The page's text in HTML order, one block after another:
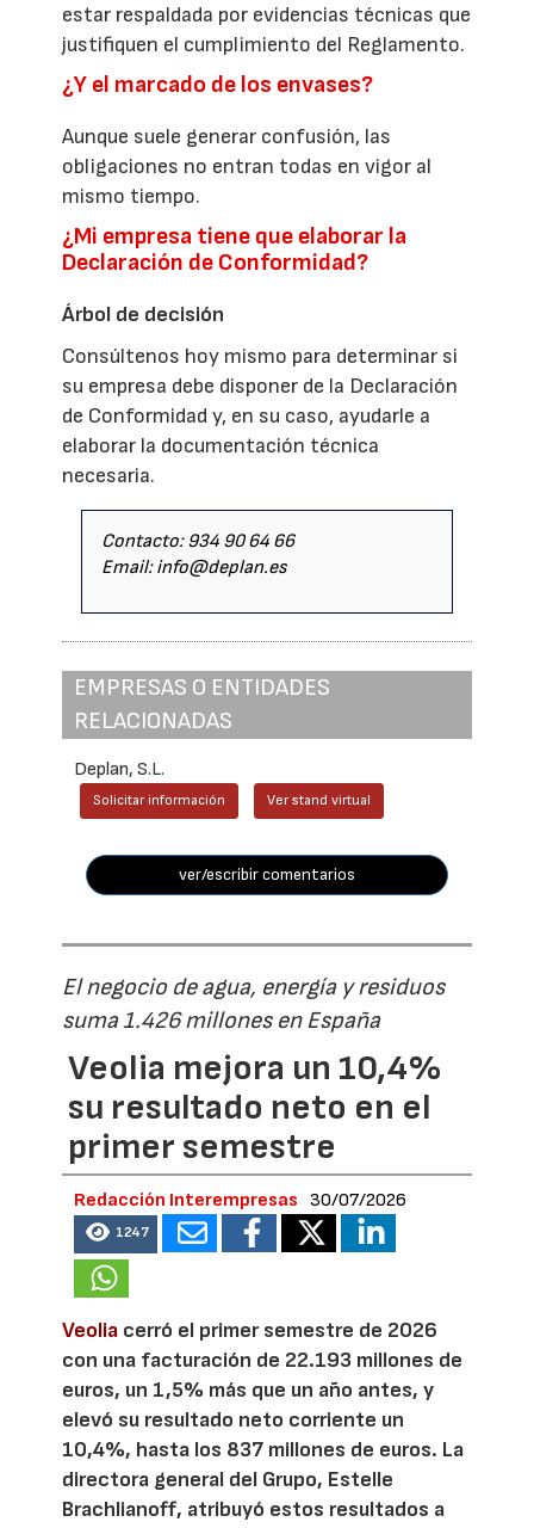
estar respaldada por evidencias técnicas que
justifiquen el cumplimiento del Reglamento.
¿Y el marcado de los envases?
Aunque suele generar confusión, las
obligaciones no entran todas en vigor al
mismo tiempo.
¿Mi empresa tiene que elaborar la
Declaración de Conformidad?
Árbol de decisión
Consúltenos hoy mismo para determinar si
su empresa debe disponer de la Declaración
de Conformidad y, en su caso, ayudarle a
elaborar la documentación técnica
necesaria.
Contacto: 934 90 64 66
Email: info@deplan.es
EMPRESAS O ENTIDADES
RELACIONADAS
Deplan, S.L.
Solicitar información Ver stand virtual
ver/escribir comentarios
El negocio de agua, energía y residuos
suma 1.426 millones en España
Veolia mejora un 10,4%
su resultado neto en el
primer semestre
Redacción Interempresas 30/07/2026
1247
Veolia cerró el primer semestre de 2026
con una facturación de 22.193 millones de
euros, un 1,5% más que un año antes, y
elevó su resultado neto corriente un
10,4%, hasta los 837 millones de euros. La
directora general del Grupo, Estelle
Brachlianoff, atribuyó estos resultados a